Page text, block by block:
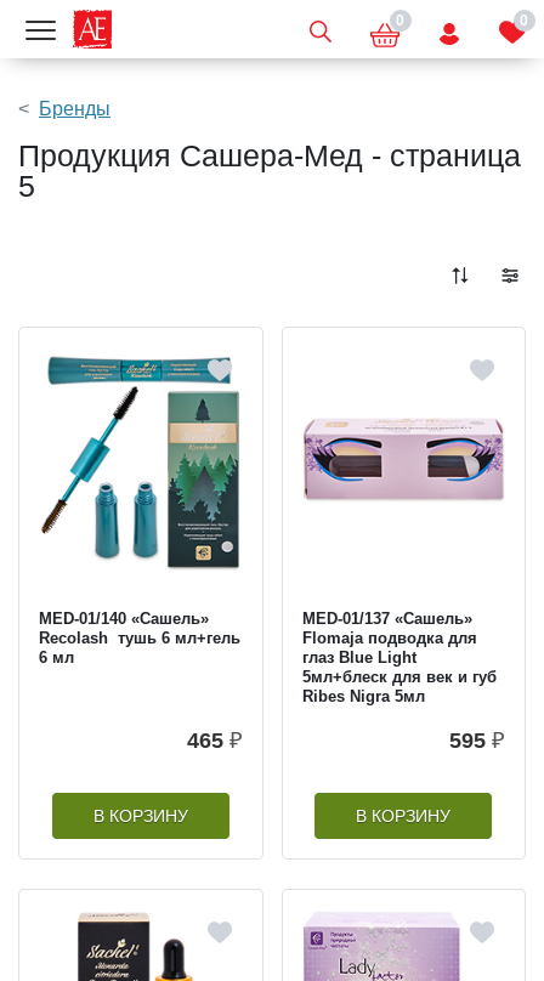
Показать меню 0 0
Бренды
Продукция Сашера-Мед - страница
5
MED-01/140 «Сашель»
Recolash тушь 6 мл+гель
6 мл
465 ₽
В КОРЗИНУ
MED-01/137 «Сашель»
Flomaja подводка для
глаз Blue Light
5мл+блеск для век и губ
Ribes Nigra 5мл
595 ₽
В КОРЗИНУ